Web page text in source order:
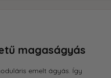
magaságyás
emelt ágyás. Így